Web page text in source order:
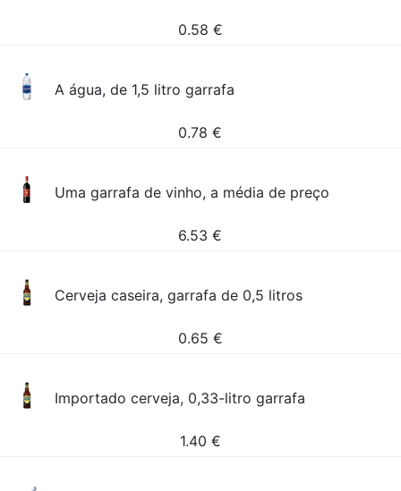
0.58 €
A água, de 1,5 litro garrafa
0.78 €
Uma garrafa de vinho, a média de preço
6.53 €
Cerveja caseira, garrafa de 0,5 litros
0.65 €
Importado cerveja, 0,33-litro garrafa
1.40 €